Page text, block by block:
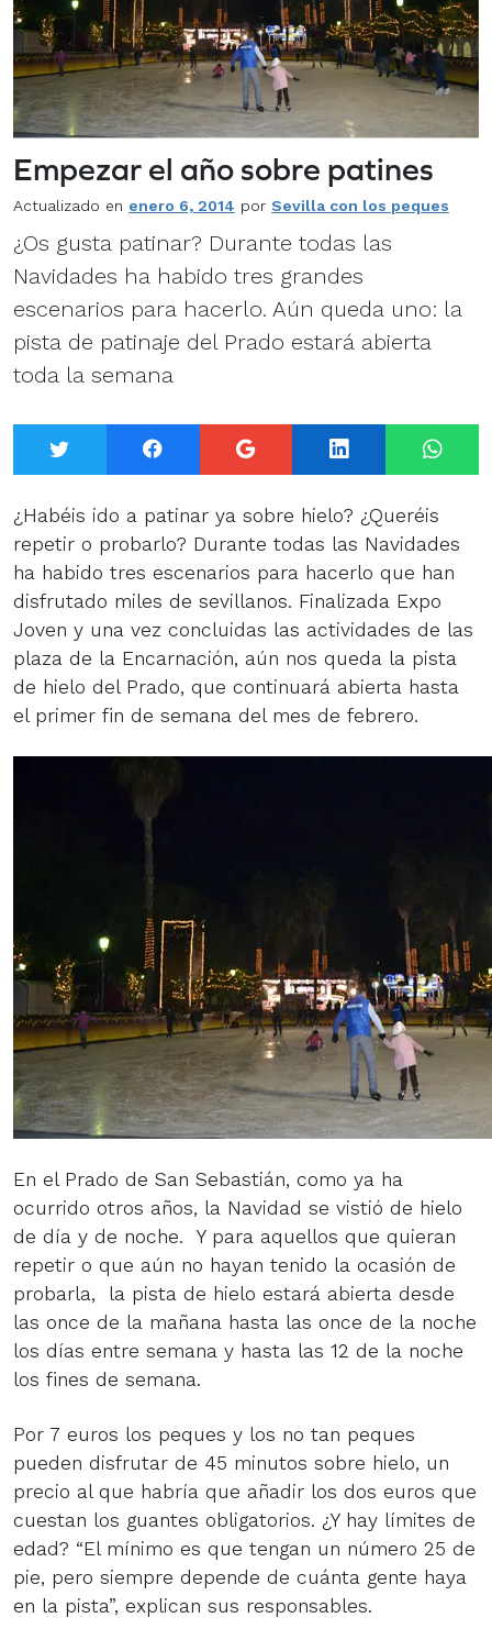
Empezar el año sobre patines
Actualizado en enero 6, 2014 por Sevilla con los peques
¿Os gusta patinar? Durante todas las
Navidades ha habido tres grandes
escenarios para hacerlo. Aún queda uno: la
pista de patinaje del Prado estará abierta
toda la semana
Twitter Facebook Google+ LinkedIn
¿Habéis ido a patinar ya sobre hielo? ¿Queréis
repetir o probarlo? Durante todas las Navidades
ha habido tres escenarios para hacerlo que han
disfrutado miles de sevillanos. Finalizada Expo
Joven y una vez concluidas las actividades de las
plaza de la Encarnación, aún nos queda la pista
de hielo del Prado, que continuará abierta hasta
el primer fin de semana del mes de febrero.
En el Prado de San Sebastián, como ya ha
ocurrido otros años, la Navidad se vistió de hielo
de día y de noche. Y para aquellos que quieran
repetir o que aún no hayan tenido la ocasión de
probarla, la pista de hielo estará abierta desde
las once de la mañana hasta las once de la noche
los días entre semana y hasta las 12 de la noche
los fines de semana.
Por 7 euros los peques y los no tan peques
pueden disfrutar de 45 minutos sobre hielo, un
precio al que habría que añadir los dos euros que
cuestan los guantes obligatorios. ¿Y hay límites de
edad? “El mínimo es que tengan un número 25 de
pie, pero siempre depende de cuánta gente haya
en la pista”, explican sus responsables.